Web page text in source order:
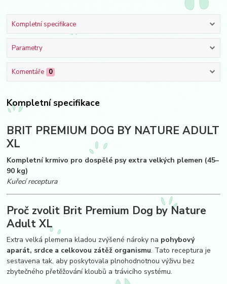
Kompletní specifikace
Parametry
Komentáře 0
Kompletní specifikace
BRIT PREMIUM DOG BY NATURE ADULT
XL
Kompletní krmivo pro dospělé psy extra velkých plemen (45–
90 kg)
Kuřecí receptura
Proč zvolit Brit Premium Dog by Nature
Adult XL
Extra velká plemena kladou zvýšené nároky na pohybový
aparát, srdce a celkovou zátěž organismu. Tato receptura je
sestavena tak, aby poskytovala plnohodnotnou výživu bez
zbytečného přetěžování kloubů a trávicího systému.